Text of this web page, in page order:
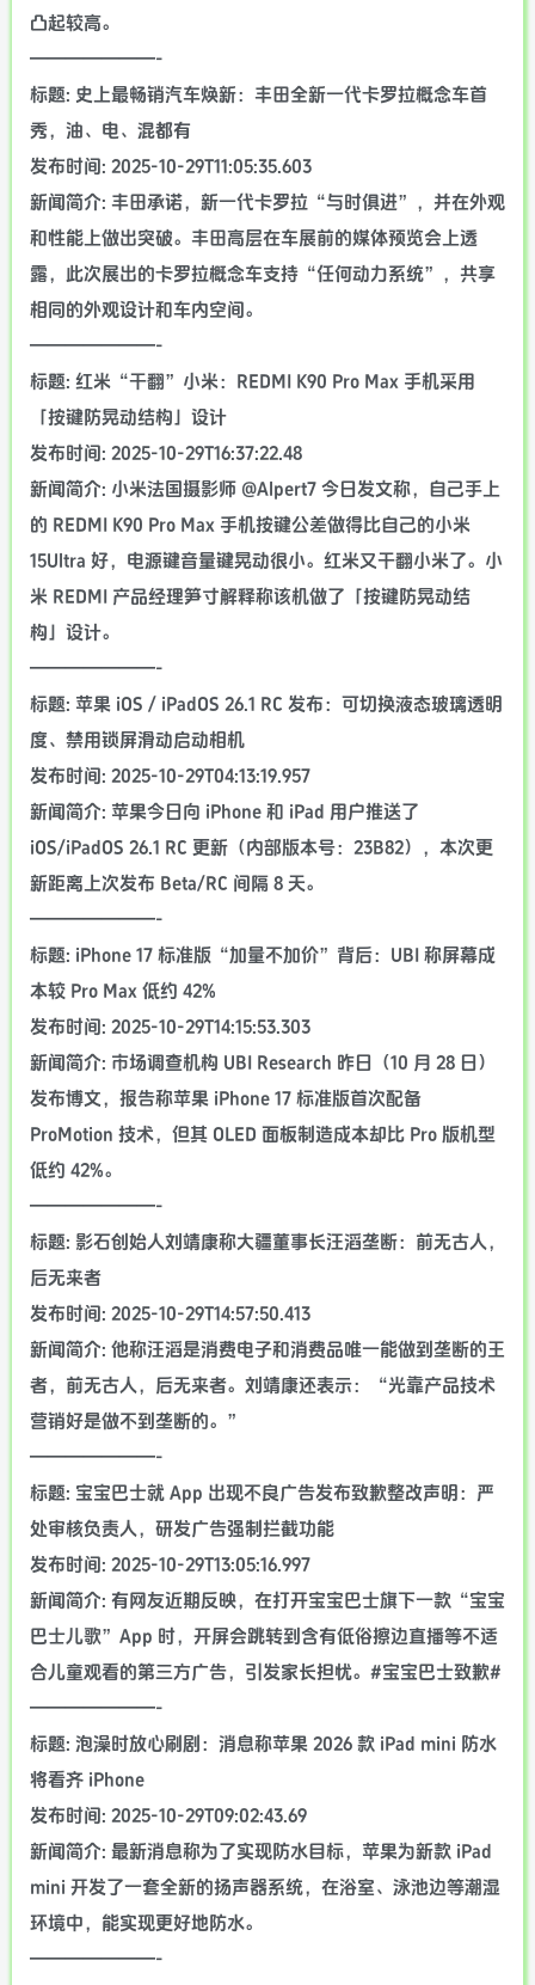
凸起较高。
———————-
标题: 史上最畅销汽车焕新：丰田全新一代卡罗拉概念车首
秀，油、电、混都有
发布时间: 2025-10-29T11:05:35.603
新闻简介: 丰田承诺，新一代卡罗拉“与时俱进”，并在外观
和性能上做出突破。丰田高层在车展前的媒体预览会上透
露，此次展出的卡罗拉概念车支持“任何动力系统”，共享
相同的外观设计和车内空间。
———————-
标题: 红米“干翻”小米：REDMI K90 Pro Max 手机采用
「按键防晃动结构」设计
发布时间: 2025-10-29T16:37:22.48
新闻简介: 小米法国摄影师 @Alpert7 今日发文称，自己手上
的 REDMI K90 Pro Max 手机按键公差做得比自己的小米
15Ultra 好，电源键音量键晃动很小。红米又干翻小米了。小
米 REDMI 产品经理笋寸解释称该机做了「按键防晃动结
构」设计。
———————-
标题: 苹果 iOS / iPadOS 26.1 RC 发布：可切换液态玻璃透明
度、禁用锁屏滑动启动相机
发布时间: 2025-10-29T04:13:19.957
新闻简介: 苹果今日向 iPhone 和 iPad 用户推送了
iOS/iPadOS 26.1 RC 更新（内部版本号：23B82），本次更
新距离上次发布 Beta/RC 间隔 8 天。
———————-
标题: iPhone 17 标准版“加量不加价”背后：UBI 称屏幕成
本较 Pro Max 低约 42%
发布时间: 2025-10-29T14:15:53.303
新闻简介: 市场调查机构 UBI Research 昨日（10 月 28 日）
发布博文，报告称苹果 iPhone 17 标准版首次配备
ProMotion 技术，但其 OLED 面板制造成本却比 Pro 版机型
低约 42%。
———————-
标题: 影石创始人刘靖康称大疆董事长汪滔垄断：前无古人，
后无来者
发布时间: 2025-10-29T14:57:50.413
新闻简介: 他称汪滔是消费电子和消费品唯一能做到垄断的王
者，前无古人，后无来者。刘靖康还表示：“光靠产品技术
营销好是做不到垄断的。”
———————-
标题: 宝宝巴士就 App 出现不良广告发布致歉整改声明：严
处审核负责人，研发广告强制拦截功能
发布时间: 2025-10-29T13:05:16.997
新闻简介: 有网友近期反映，在打开宝宝巴士旗下一款“宝宝
巴士儿歌”App 时，开屏会跳转到含有低俗擦边直播等不适
合儿童观看的第三方广告，引发家长担忧。#宝宝巴士致歉#
———————-
标题: 泡澡时放心刷剧：消息称苹果 2026 款 iPad mini 防水
将看齐 iPhone
发布时间: 2025-10-29T09:02:43.69
新闻简介: 最新消息称为了实现防水目标，苹果为新款 iPad
mini 开发了一套全新的扬声器系统，在浴室、泳池边等潮湿
环境中，能实现更好地防水。
———————-